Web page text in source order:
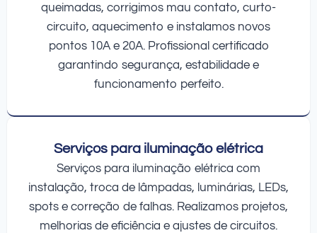
queimadas, corrigimos mau contato, curto-
circuito, aquecimento e instalamos novos
pontos 10A e 20A. Profissional certificado
garantindo segurança, estabilidade e
funcionamento perfeito.
Serviços para iluminação elétrica
Serviços para iluminação elétrica com
instalação, troca de lâmpadas, luminárias, LEDs,
spots e correção de falhas. Realizamos projetos,
melhorias de eficiência e ajustes de circuitos.